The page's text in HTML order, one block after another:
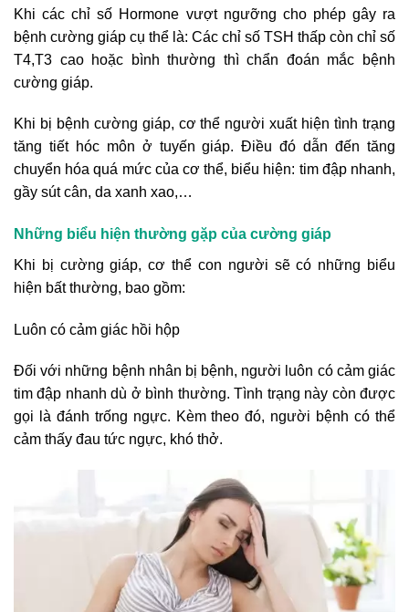
Khi các chỉ số Hormone vượt ngưỡng cho phép gây ra
bệnh cường giáp cụ thể là: Các chỉ số TSH thấp còn chỉ số
T4,T3 cao hoặc bình thường thì chẩn đoán mắc bệnh
cường giáp.
Khi bị bệnh cường giáp, cơ thể người xuất hiện tình trạng
tăng tiết hóc môn ở tuyến giáp. Điều đó dẫn đến tăng
chuyển hóa quá mức của cơ thể, biểu hiện: tim đập nhanh,
gầy sút cân, da xanh xao,…
Những biểu hiện thường gặp của cường giáp
Khi bị cường giáp, cơ thể con người sẽ có những biểu
hiện bất thường, bao gồm:
Luôn có cảm giác hồi hộp
Đối với những bệnh nhân bị bệnh, người luôn có cảm giác
tim đập nhanh dù ở bình thường. Tình trạng này còn được
gọi là đánh trống ngực. Kèm theo đó, người bệnh có thể
cảm thấy đau tức ngực, khó thở.